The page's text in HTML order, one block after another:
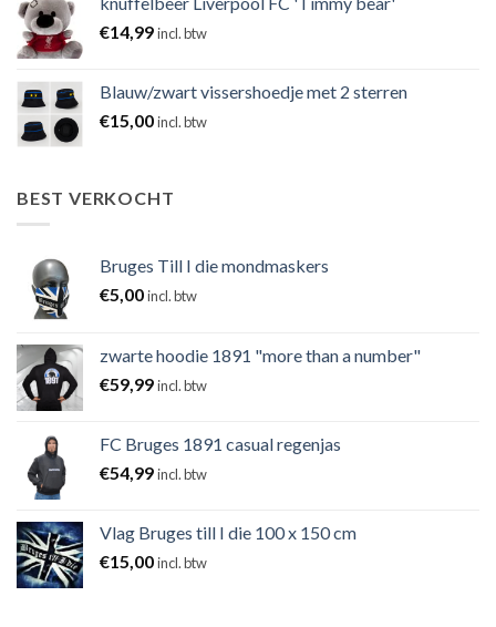
€14,99incl. btw
Blauw/zwart vissershoedje met 2 sterren
€15,00incl. btw
BEST VERKOCHT
Bruges Till I die mondmaskers
€5,00incl. btw
zwarte hoodie 1891 "more than a number"
€59,99incl. btw
FC Bruges 1891 casual regenjas
€54,99incl. btw
Vlag Bruges till I die 100 x 150 cm
€15,00incl. btw